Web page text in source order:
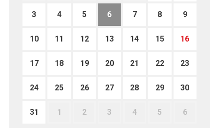
3 4 5 6 7 8 9
10 11 12 13 14 15 16
17 18 19 20 21 22 23
24 25 26 27 28 29 30
31 1 2 3 4 5 6